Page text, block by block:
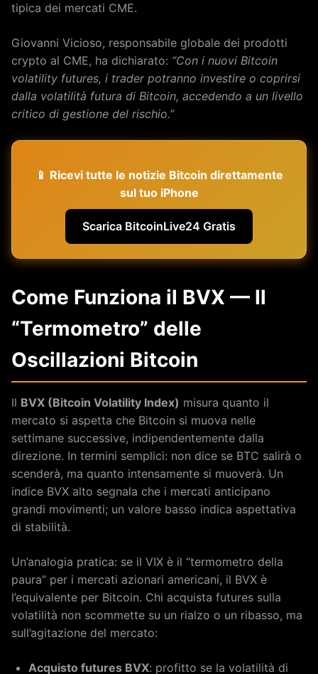
tipica dei mercati CME.
Giovanni Vicioso, responsabile globale dei prodotti
crypto al CME, ha dichiarato: “Con i nuovi Bitcoin
volatility futures, i trader potranno investire o coprirsi
dalla volatilità futura di Bitcoin, accedendo a un livello
critico di gestione del rischio.”
📱 Ricevi tutte le notizie Bitcoin direttamente
sul tuo iPhone
Scarica BitcoinLive24 Gratis
Come Funziona il BVX — Il
“Termometro” delle
Oscillazioni Bitcoin
Il BVX (Bitcoin Volatility Index) misura quanto il
mercato si aspetta che Bitcoin si muova nelle
settimane successive, indipendentemente dalla
direzione. In termini semplici: non dice se BTC salirà o
scenderà, ma quanto intensamente si muoverà. Un
indice BVX alto segnala che i mercati anticipano
grandi movimenti; un valore basso indica aspettativa
di stabilità.
Un’analogia pratica: se il VIX è il “termometro della
paura” per i mercati azionari americani, il BVX è
l’equivalente per Bitcoin. Chi acquista futures sulla
volatilità non scommette su un rialzo o un ribasso, ma
sull’agitazione del mercato:
Acquisto futures BVX: profitto se la volatilità di